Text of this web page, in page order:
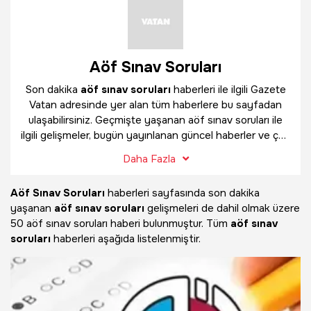
Aöf Sınav Soruları
Son dakika aöf sınav soruları haberleri ile ilgili Gazete
Vatan adresinde yer alan tüm haberlere bu sayfadan
ulaşabilirsiniz. Geçmişte yaşanan aöf sınav soruları ile
ilgili gelişmeler, bugün yayınlanan güncel haberler ve çok
bulabilirsiniz.
Daha Fazla
Aöf Sınav Soruları haberleri sayfasında son dakika
yaşanan aöf sınav soruları gelişmeleri de dahil olmak üzere
50 aöf sınav soruları haberi bulunmuştur. Tüm aöf sınav
soruları haberleri aşağıda listelenmiştir.